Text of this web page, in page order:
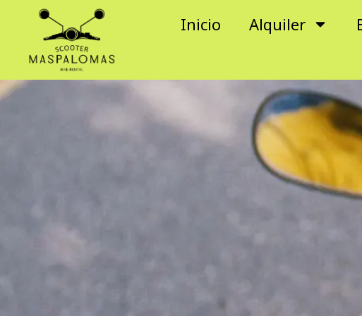
contenido
Inicio Alquiler